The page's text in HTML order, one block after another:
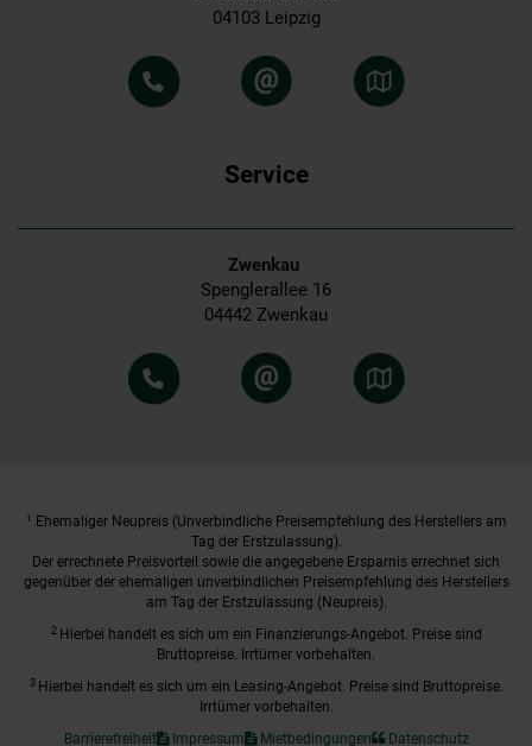
04103 Leipzig
Service
Zwenkau
Spenglerallee 16
04442 Zwenkau
1
Ehemaliger Neupreis (Unverbindliche Preisempfehlung des Herstellers am
Tag der Erstzulassung).
Der errechnete Preisvorteil sowie die angegebene Ersparnis errechnet sich
gegenüber der ehemaligen unverbindlichen Preisempfehlung des Herstellers
am Tag der Erstzulassung (Neupreis).
2 Hierbei handelt es sich um ein Finanzierungs-Angebot. Preise sind
Bruttopreise. Irrtümer vorbehalten.
3 Hierbei handelt es sich um ein Leasing-Angebot. Preise sind Bruttopreise.
Irrtümer vorbehalten.
Barrierefreiheit
Impressum Mietbedingungen Datenschutz